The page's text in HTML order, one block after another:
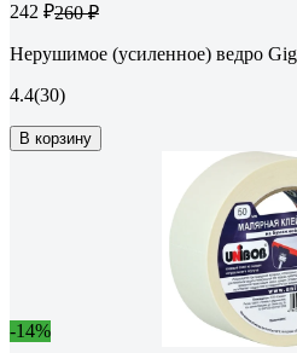
242 ₽260 ₽
Нерушимое (усиленное) ведро
4.4(30)
В корзину
-14%